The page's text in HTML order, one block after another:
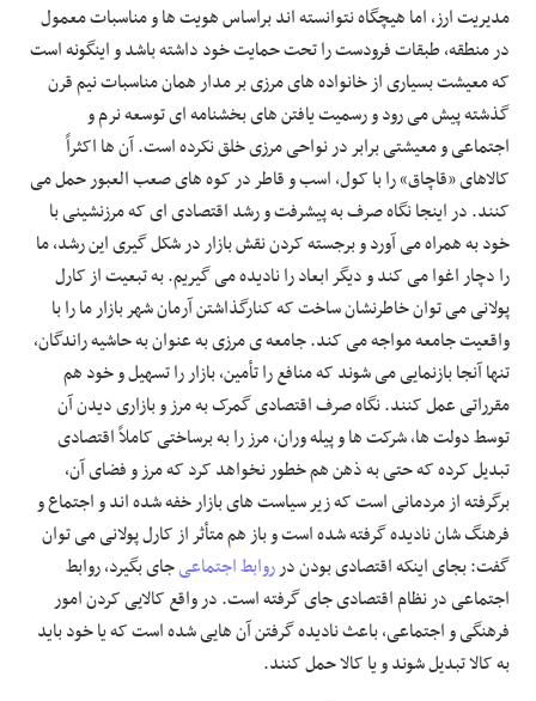
مدیریت ارز، اما هیچگاه نتوانسته اند براساس هویت ها و مناسبات معمول
در منطقه، طبقات فرودست را تحت حمایت خود داشته باشد و اینگونه است
که معیشت بسیاری از خانواده های مرزی بر مدار همان مناسبات نیم قرن
گذشته پیش می رود و رسمیت یافتن های بخشنامه ای توسعه نرم و
اجتماعی و معیشتی برابر در نواحی مرزی خلق نکرده است. آن ها اکثراً
کالاهای «قاچاق» را با کول، اسب و قاطر در کوه های صعب العبور حمل می
کنند. در اینجا نگاه صرف به پیشرفت و رشد اقتصادی ای که مرزنشینی با
خود به همراه می آورد و برجسته کردن نقش بازار در شکل گیری این رشد، ما
را دچار اغوا می کند و دیگر ابعاد را نادیده می گیریم. به تبعیت از کارل
پولانی می توان خاطرنشان ساخت که کنارگذاشتن آرمان شهر بازار ما را با
واقعیت جامعه مواجه می کند. جامعه ی مرزی به عنوان به حاشیه راندگان،
تنها آنجا بازنمایی می شوند که منافع را تأمین، بازار را تسهیل و خود هم
مقرراتی عمل کنند. نگاه صرف اقتصادی گمرک به مرز و بازاری دیدن آن
توسط دولت ها، شرکت ها و پیله وران، مرز را به برساختی کاملاً اقتصادی
تبدیل کرده که حتی به ذهن هم خطور نخواهد کرد که مرز و فضای آن،
برگرفته از مردمانی است که زیر سیاست های بازار خفه شده اند و اجتماع و
فرهنگ شان نادیده گرفته شده است و باز هم متأثر از کارل پولانی می توان
گفت: بجای اینکه اقتصادی بودن درروابط اجتماعیجای بگیرد، روابط
اجتماعی در نظام اقتصادی جای گرفته است. در واقع کالایی کردن امور
فرهنگی و اجتماعی، باعث نادیده گرفتن آن هایی شده است که یا خود باید
به کالا تبدیل شوند و یا کالا حمل کنند.